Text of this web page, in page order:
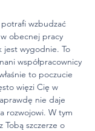
wzbudzać
obecnej pracy
jest wygodnie. To
współpracownicy
to poczucie
więzi Cię w
nie daje
rozwojowi. W tym
Tobą szczerze o